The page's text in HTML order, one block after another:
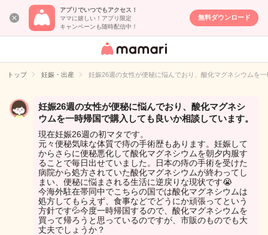
アプリでいつでもアクセス！
ママに嬉しい！アプリ限定
キャンペーンも随時配信中！
無料ダウンロード
女性専用匿名QA
イト
トップ 妊娠・出産 妊娠26週の女性が便秘に悩んでおり、酸化マグネシウムを
妊娠26週の女性が便秘に悩んでおり、酸化マグネシ
ウムを一時帰国で購入しても良いか相談しています。
現在妊娠26週の初マタです。
元々便秘気味な体質で痔の手術歴もあります。妊娠して
からさらに便秘悪化して酸化マグネシウムを朝夕内服す
ることで毎日出せていました。日本の痔の手術を受けた
病院から処方されていた酸化マグネシウムが終わってし
まい、便秘に悩まされる生活に逆戻りな現状です😭
今海外駐在帯同中でこちらの国では酸化マグネシウムは
処方してもらえず、食事などでどうにか頑張ってという
方針です💦今度一時帰国するので、酸化マグネシウムを
買って帰ろうと思っているのですが、市販のものでも大
丈夫でしょうか？